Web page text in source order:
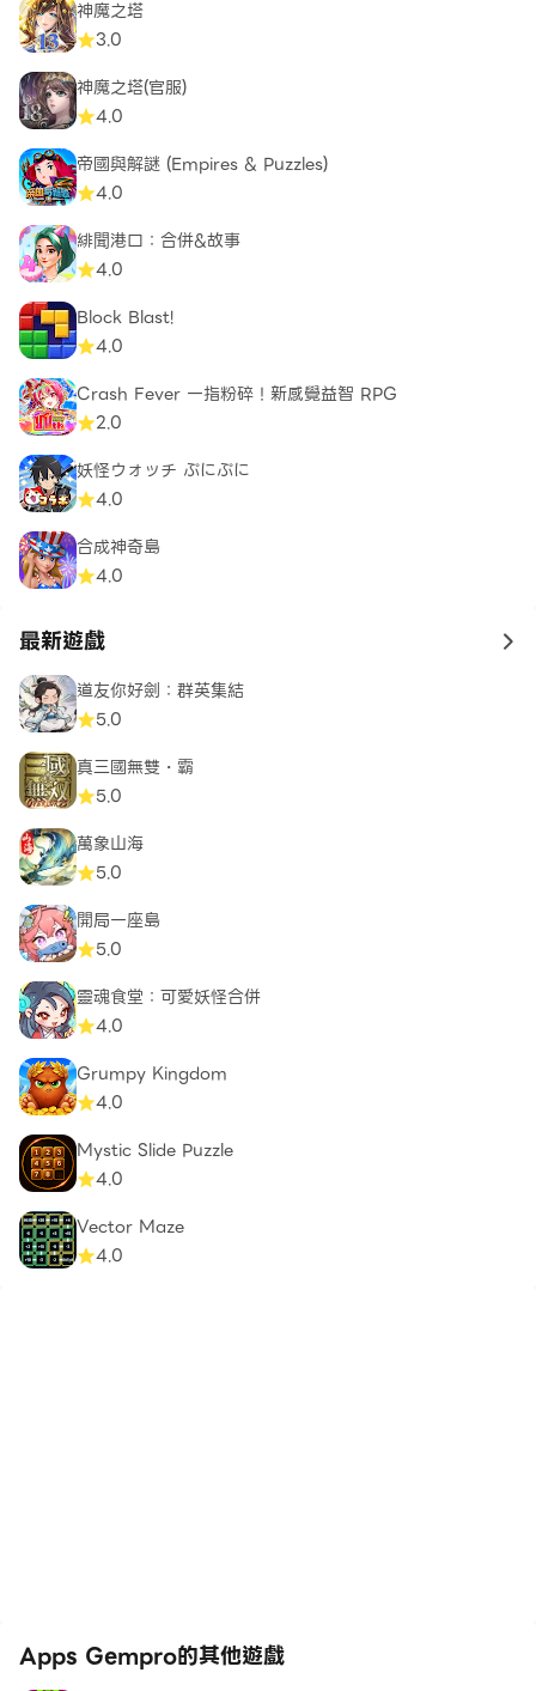
神魔之塔
3.0
神魔之塔(官服)
4.0
帝國與解謎 (Empires & Puzzles)
4.0
緋聞港口：合併&故事
4.0
Block Blast!
4.0
Crash Fever 一指粉碎！新感覺益智 RPG
2.0
妖怪ウォッチ ぷにぷに
4.0
合成神奇島
4.0
最新遊戲 to
道友你好劍：群英集結
5.0
真三國無雙・霸
5.0
萬象山海
5.0
開局一座島
5.0
靈魂食堂：可愛妖怪合併
4.0
Grumpy Kingdom
4.0
Mystic Slide Puzzle
4.0
Vector Maze
4.0
Apps Gempro的其他遊戲